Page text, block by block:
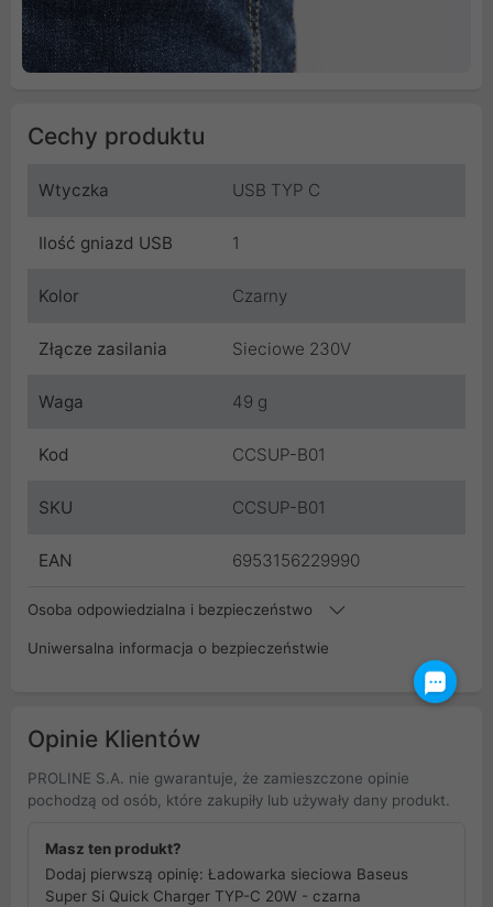
Cechy produktu
Wtyczka USB TYP C
Ilość gniazd USB 1
Kolor Czarny
Złącze zasilania Sieciowe 230V
Waga 49 g
Kod CCSUP-B01
SKU CCSUP-B01
EAN 6953156229990
Osoba odpowiedzialna i bezpieczeństwo
Uniwersalna informacja o bezpieczeństwie
Opinie Klientów
PROLINE S.A. nie gwarantuje, że zamieszczone opinie
pochodzą od osób, które zakupiły lub używały dany produkt.
Masz ten produkt?
Dodaj pierwszą opinię: Ładowarka sieciowa Baseus
Super Si Quick Charger TYP-C 20W - czarna